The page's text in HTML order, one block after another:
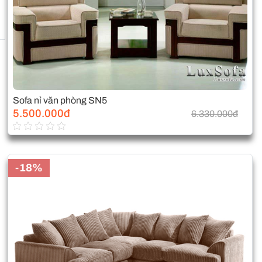
Sofa nỉ văn phòng SN5
5.500.000đ 6.330.000đ
-18%